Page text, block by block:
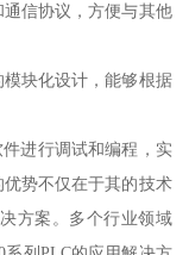
信协议，方便与其他
块化设计，能够根据
进行调试和编程，实
势不仅在于其的技术
方案。多个行业领域